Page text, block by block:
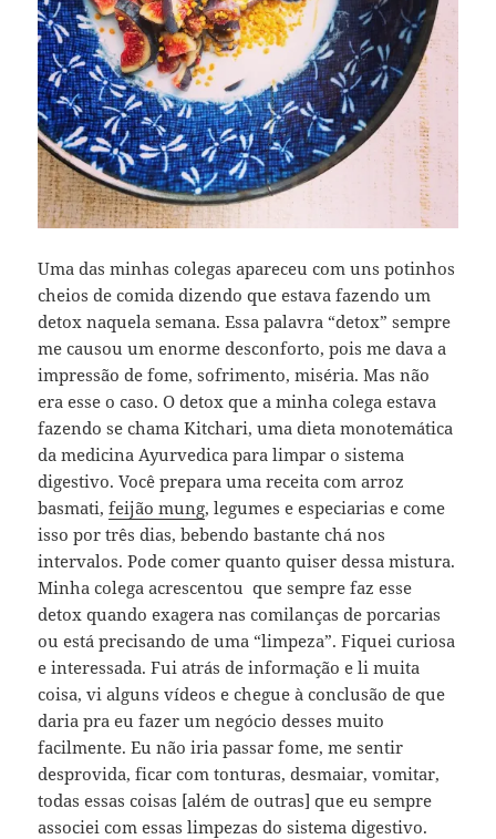
Uma das minhas colegas apareceu com uns potinhos
cheios de comida dizendo que estava fazendo um
detox naquela semana. Essa palavra “detox” sempre
me causou um enorme desconforto, pois me dava a
impressão de fome, sofrimento, miséria. Mas não
era esse o caso. O detox que a minha colega estava
fazendo se chama Kitchari, uma dieta monotemática
da medicina Ayurvedica para limpar o sistema
digestivo. Você prepara uma receita com arroz
basmati,feijão mung, legumes e especiarias e come
isso por três dias, bebendo bastante chá nos
intervalos. Pode comer quanto quiser dessa mistura.
Minha colega acrescentou que sempre faz esse
detox quando exagera nas comilanças de porcarias
ou está precisando de uma “limpeza”. Fiquei curiosa
e interessada. Fui atrás de informação e li muita
coisa, vi alguns vídeos e chegue à conclusão de que
daria pra eu fazer um negócio desses muito
facilmente. Eu não iria passar fome, me sentir
desprovida, ficar com tonturas, desmaiar, vomitar,
todas essas coisas [além de outras] que eu sempre
associei com essas limpezas do sistema digestivo.